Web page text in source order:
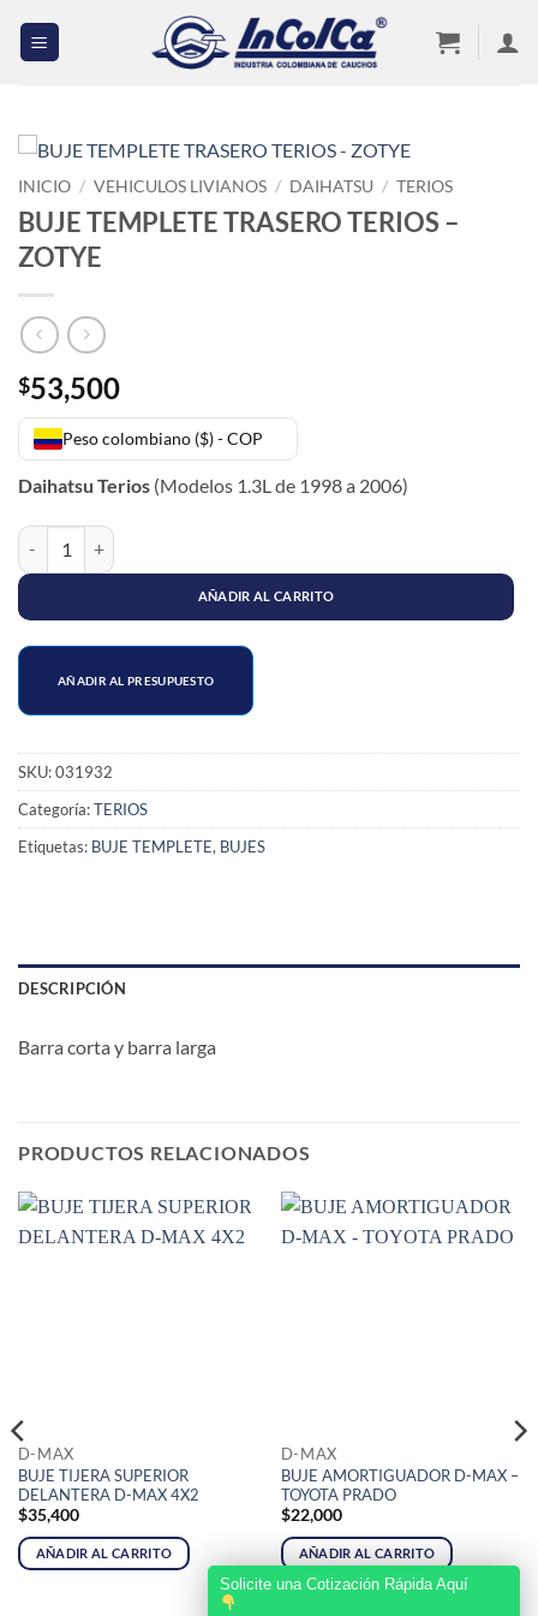
INICIO / VEHICULOS LIVIANOS / DAIHATSU / TERIOS
BUJE TEMPLETE TRASERO TERIOS –
ZOTYE
$53,500
Peso colombiano ($) - COP
Daihatsu Terios (Modelos 1.3L de 1998 a 2006)
BUJE TEMPLETE TRASERO TERIOS - ZOTYE cantidad
AÑADIR AL CARRITO
AÑADIR AL PRESUPUESTO
SKU:031932
Categoría:TERIOS
Etiquetas: BUJE TEMPLETE, BUJES
DESCRIPCIÓN
Barra corta y barra larga
PRODUCTOS RELACIONADOS
D-MAX
BUJE TIJERA SUPERIOR
DELANTERA D-MAX 4X2
$35,400
AÑADIR AL CARRITO
D-MAX
BUJE AMORTIGUADOR D-MAX –
TOYOTA PRADO
$22,000
AÑADIR AL CARRITO
Solicite una Cotización Rápida Aquí